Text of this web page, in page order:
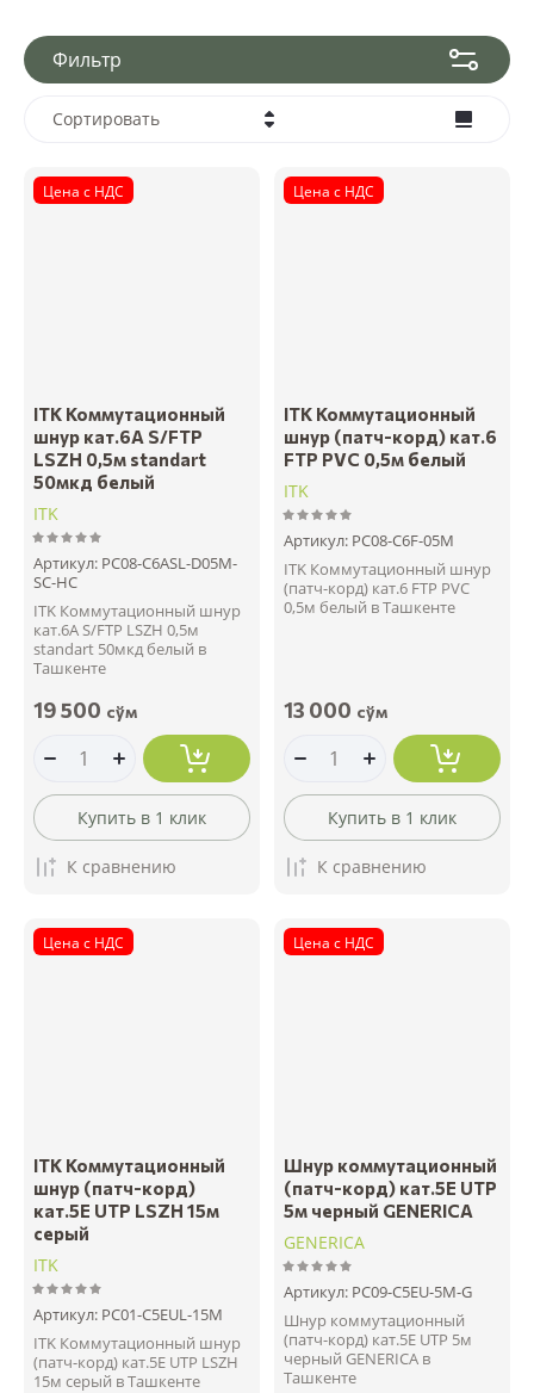
Фильтр
Сортировать
Цена - возрастание
Цена с НДС
ITK Коммутационный
шнур кат.6A S/FTP
LSZH 0,5м standart
50мкд белый
ITK
Артикул: PC08-C6ASL-D05M-
SC-HC
ITK Коммутационный шнур
кат.6A S/FTP LSZH 0,5м
standart 50мкд белый в
Ташкенте
19 500 сўм
Купить в 1 клик
К сравнению
Цена с НДС
ITK Коммутационный
шнур (патч-корд) кат.6
FTP PVC 0,5м белый
ITK
Артикул: PC08-C6F-05M
ITK Коммутационный шнур
(патч-корд) кат.6 FTP PVC
0,5м белый в Ташкенте
13 000 сўм
Купить в 1 клик
К сравнению
Цена с НДС
ITK Коммутационный
шнур (патч-корд)
кат.5E UTP LSZH 15м
серый
ITK
Артикул: PC01-C5EUL-15M
ITK Коммутационный шнур
(патч-корд) кат.5E UTP LSZH
15м серый в Ташкенте
Цена с НДС
Шнур коммутационный
(патч-корд) кат.5Е UTP
5м черный GENERICA
GENERICA
Артикул: PC09-C5EU-5M-G
Шнур коммутационный
(патч-корд) кат.5Е UTP 5м
черный GENERICA в
Ташкенте